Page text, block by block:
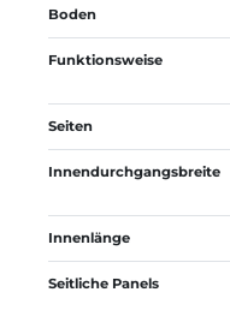
Boden
Funktionsweise
Seiten
Innendurchgangsbreite
Innenlänge
Seitliche Panels